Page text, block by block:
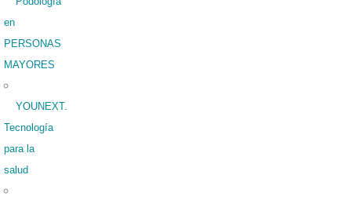
en
PERSONAS
MAYORES
YOUNEXT.
Tecnología
para la
salud